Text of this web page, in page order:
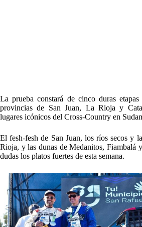
La prueba constará de cinco duras
provincias de San Juan, La Rioja y
lugares icónicos del Cross-Country en
El fesh-fesh de San Juan, los ríos secos y
Rioja, y las dunas de Medanitos, Fiambalá
dudas los platos fuertes de esta semana.